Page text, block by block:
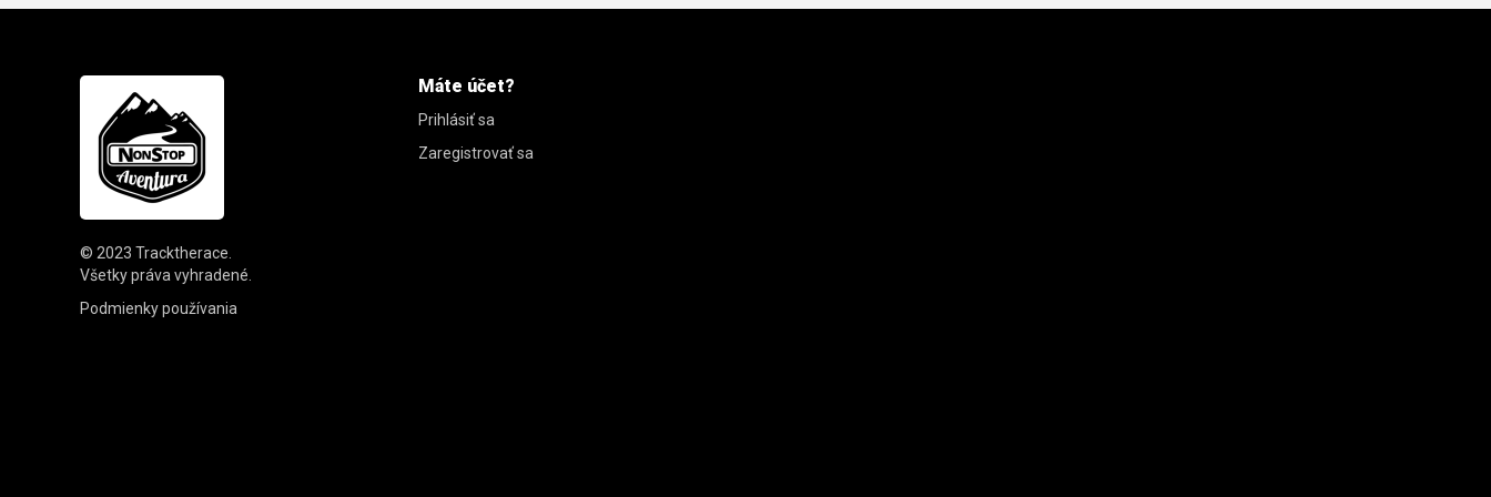
© 2023 Tracktherace
Všetky práva vyhradené.
Podmienky používania
Máte účet?
Prihlásiť sa
Zaregistrovať sa